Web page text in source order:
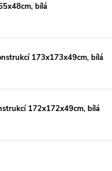
bílá
173x173x49cm, bílá
172x172x49cm, bílá